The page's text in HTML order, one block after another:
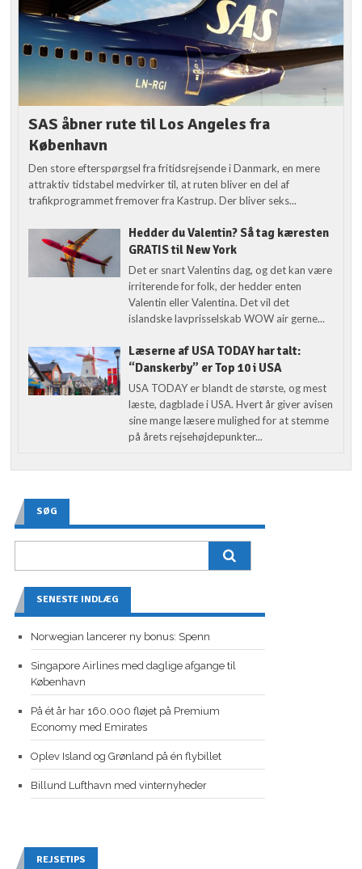
SAS åbner rute til Los Angeles fra
København
Den store efterspørgsel fra fritidsrejsende i Danmark, en mere
attraktiv tidstabel medvirker til, at ruten bliver en del af
trafikprogrammet fremover fra Kastrup. Der bliver seks...
Hedder du Valentin? Så tag kæresten
GRATIS til New York
Det er snart Valentins dag, og det kan være
irriterende for folk, der hedder enten
Valentin eller Valentina. Det vil det
islandske lavprisselskab WOW air gerne...
Læserne af USA TODAY har talt:
“Danskerby” er Top 10 i USA
USA TODAY er blandt de største, og mest
læste, dagblade i USA. Hvert år giver avisen
sine mange læsere mulighed for at stemme
på årets rejsehøjdepunkter...
SØG
SENESTE INDLÆG
Norwegian lancerer ny bonus: Spenn
Singapore Airlines med daglige afgange til
København
På ét år har 160.000 fløjet på Premium
Economy med Emirates
Oplev Island og Grønland på én flybillet
Billund Lufthavn med vinternyheder
REJSETIPS